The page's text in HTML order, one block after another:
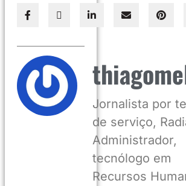
Jornalista por
de serviço,
Administrador,
tecnólogo em
Recursos